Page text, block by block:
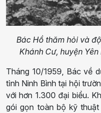
Bác Hồ thăm hỏi và
Khánh Cư, huyện
Tháng 10/1959, Bác về
tỉnh Ninh Bình tại hội
với hơn 1.300 đại biểu.
gói gọn toàn bộ kỹ